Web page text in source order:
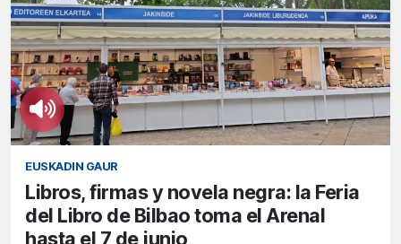
EUSKADIN GAUR
Libros, firmas y novela negra: la Feria
del Libro de Bilbao toma el Arenal
hasta el 7 de junio